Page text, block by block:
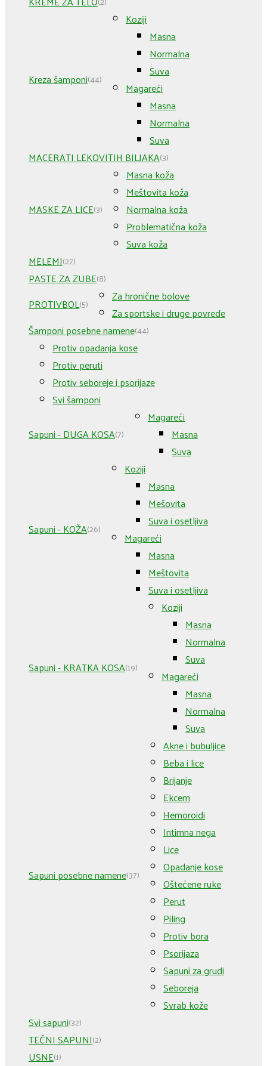
Kreza šamponi(44)
Koziji
Masna
Normalna
Suva
Magareći
Masna
Normalna
Suva
MACERATI LEKOVITIH BILJAKA(3)
MASKE ZA LICE(3)
Masna koža
Meštovita koža
Normalna koža
Problematična koža
Suva koža
MELEMI(27)
PASTE ZA ZUBE(8)
PROTIVBOL(5)
Za hronične bolove
Za sportske i druge povrede
Šamponi posebne namene(44)
Protiv opadanja kose
Protiv peruti
Protiv seboreje i psorijaze
Svi šamponi
Sapuni - DUGA KOSA(7)
Magareći
Masna
Suva
Sapuni - KOŽA(26)
Koziji
Masna
Mešovita
Suva i osetljiva
Magareći
Masna
Meštovita
Suva i osetljiva
Sapuni - KRATKA KOSA(19)
Koziji
Masna
Normalna
Suva
Magareći
Masna
Normalna
Suva
Sapuni posebne namene(37)
Akne i bubuljice
Beba i lice
Brijanje
Ekcem
Hemoroidi
Intimna nega
Lice
Opadanje kose
Oštećene ruke
Perut
Piling
Protiv bora
Psorijaza
Sapuni za grudi
Seboreja
Svrab kože
Svi sapuni(32)
TEČNI SAPUNI(2)
USNE(1)